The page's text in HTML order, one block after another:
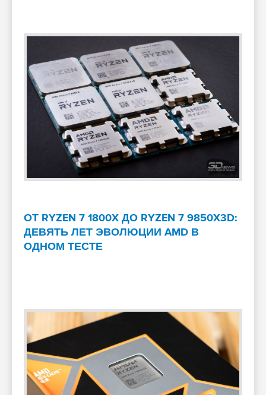
ОТ RYZEN 7 1800X ДО RYZEN 7 9850X3D:
ДЕВЯТЬ ЛЕТ ЭВОЛЮЦИИ AMD В
ОДНОМ ТЕСТЕ